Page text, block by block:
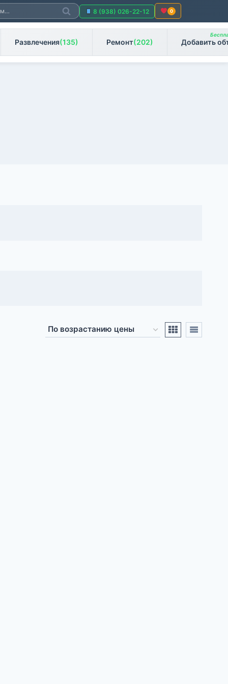
Поиск
8 (938) 026-22-12 0
Развлечения(135) Ремонт(202) Добавить